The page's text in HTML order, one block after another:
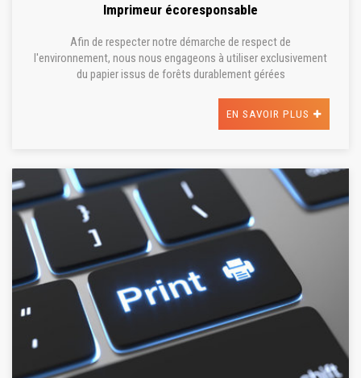
Imprimeur écoresponsable
Afin de respecter notre démarche de respect de
l'environnement, nous nous engageons à utiliser exclusivement
du papier issus de forêts durablement gérées
EN SAVOIR PLUS